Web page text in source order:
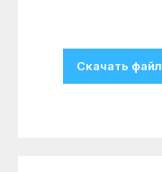
Скачать файл